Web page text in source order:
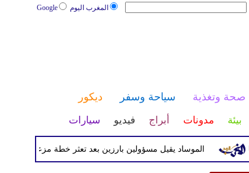
المغرب اليوم Google
صحة وتغذية سياحة وسفر ديكور
بيئة مدونات أبراج فيديو سيارات
الموساد يقيل مسؤولين بارزين بعد تعثر خطة مزعومة لتغيير النظام